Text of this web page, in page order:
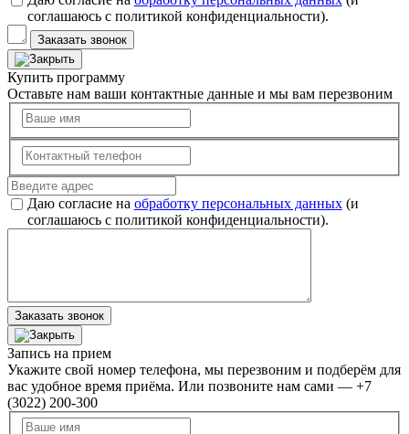
соглашаюсь с политикой конфиденциальности).
Заказать звонок
Купить программу
Оставьте нам ваши контактные данные и мы вам перезвоним
Даю согласие на обработку персональных данных(и
соглашаюсь с политикой конфиденциальности).
Заказать звонок
Запись на прием
Укажите свой номер телефона, мы перезвоним и подберём для
вас удобное время приёма. Или позвоните нам сами — +7
(3022) 200-300